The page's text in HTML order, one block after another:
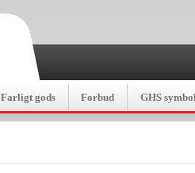
Farligt gods Forbud GHS